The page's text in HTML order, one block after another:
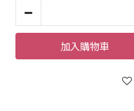
加入購物車